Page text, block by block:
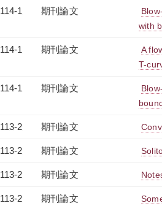
114-1 期刊論文
with
114-1 期刊論文
A
T-
114-1 期刊論文
113-2 期刊論文
113-2 期刊論文
113-2 期刊論文
113-2 期刊論文